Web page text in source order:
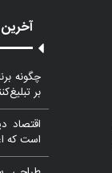
چگونه
بر
اقتصاد
است که